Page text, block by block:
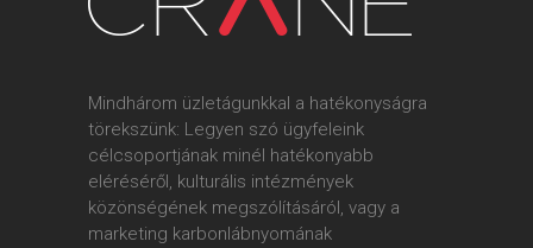
Mindhárom üzletágunkkal a hatékonyságra
törekszünk: Legyen szó ügyfeleink
célcsoportjának minél hatékonyabb
eléréséről, kulturális intézmények
közönségének megszólításáról, vagy a
marketing karbonlábnyomának